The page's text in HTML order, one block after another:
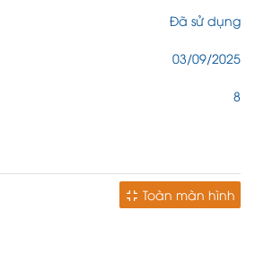
Đã sử dụng
03/09/2025
8
Toàn màn hình